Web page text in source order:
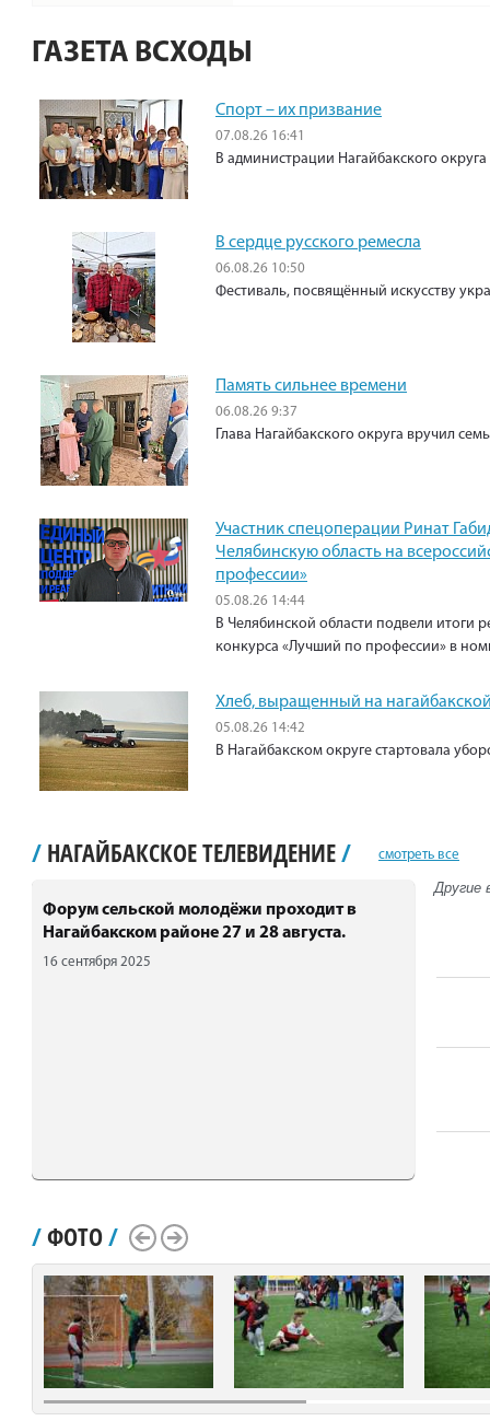
ГАЗЕТА ВСХОДЫ
Спорт – их призвание
07.08.26 16:41
В администрации Нагайбакского
В сердце русского ремесла
06.08.26 10:50
Фестиваль, посвящённый искусству
Память сильнее времени
06.08.26 9:37
Глава Нагайбакского округа вручил
Участник спецоперации Ринат
Челябинскую область на
профессии»
05.08.26 14:44
В Челябинской области подвели итоги
конкурса «Лучший по профессии» в
Хлеб, выращенный на
05.08.26 14:42
В Нагайбакском округе стартовала
/ НАГАЙБАКСКОЕ ТЕЛЕВИДЕНИЕ/ смотреть все
Форум сельской молодёжи проходит в
Нагайбакском районе 27 и 28 августа.
16 сентября 2025
Другие
/ФОТО/
Scroll LeftScroll Right